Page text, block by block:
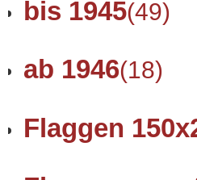
bis 1945(49)
ab 1946(18)
Flaggen